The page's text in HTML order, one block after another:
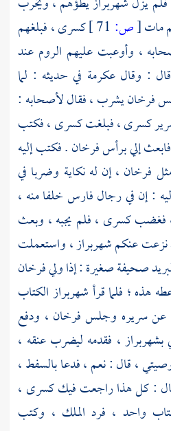
مات[ص: كسرى ،فبلغهم
، وأوعبت عليهم الروم عند
قال : وقالعكرمة في حديثه : لما
فرخانيشرب ، فقال لأصحابه :
كسرى ،فبلغتكسرى ،فكتب
إلي برأسفرخان. فكتب إليه
فرخان ،إن له نكاية وضربا في
: إن في رجالفارسخلفا منه ،
، فغضبكسرى ،فلم يجبه ، وبعث
نزعت عنكمشهربراز ،واستعملت
صحيفة صغيرة : إذا وليفرخان
هذه ؛ فلما قرأشهربرازالكتاب
عن سريره وجلسفرخان ، ودفع
بشهربراز ، فقدمه ليضرب عنقه ،
، قال : نعم ، فدعا بالسفط ،
: كل هذا راجعت فيككسرى ،
واحد ، فرد الملك ، وكتب